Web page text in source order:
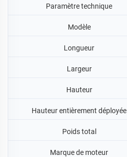
Paramètre technique
Modèle
Longueur
Largeur
Hauteur
Hauteur entièrement déployée
Poids total
Marque de moteur